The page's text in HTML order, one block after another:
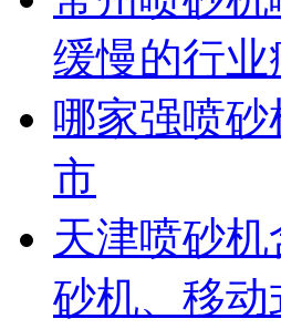
缓慢的行业
哪家强喷
市
天津喷砂
砂机、移